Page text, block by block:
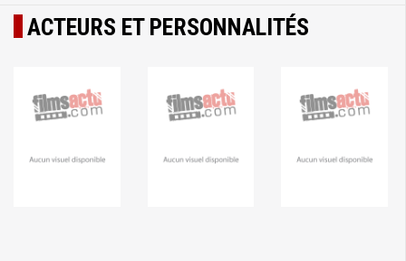
ACTEURS ET PERSONNALITÉS